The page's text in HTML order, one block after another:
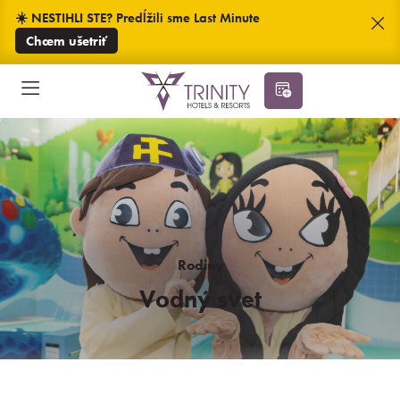
☀️ NESTIHLI STE? Predĺžili sme Last Minute
Chcem ušetriť
Rodiny
Vodný svet